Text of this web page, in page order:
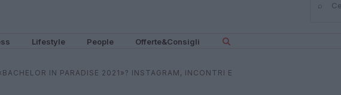
⌕Cerca
Lifestyle People Offerte&Consigli
IN PARADISE 2021»? INSTAGRAM, INCONTRI E